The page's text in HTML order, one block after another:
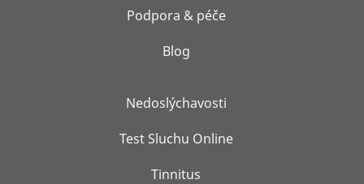
Podpora & péče
Blog
Nedoslýchavosti
Test Sluchu Online
Tinnitus